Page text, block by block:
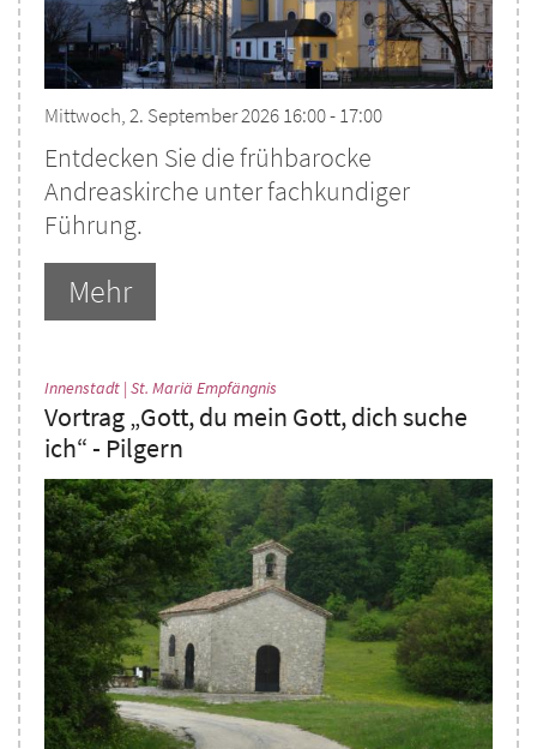
Mittwoch, 2. September 2026 16:00 - 17:00
Entdecken Sie die frühbarocke
Andreaskirche unter fachkundiger
Führung.
Mehr
Innenstadt | St. Mariä Empfängnis
Vortrag „Gott, du mein Gott, dich suche
ich“ - Pilgern